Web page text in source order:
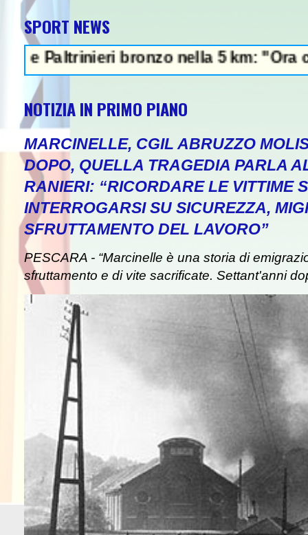
SPORT NEWS
bronzo nella 5 km: "Ora ci
NOTIZIA IN PRIMO PIANO
MARCINELLE, CGIL ABRUZZO
DOPO, QUELLA TRAGEDIA PARLA
RANIERI: “RICORDARE LE VITTIME
INTERROGARSI SU SICUREZZA,
SFRUTTAMENTO DEL LAVORO”
PESCARA - “Marcinelle è una storia di
sfruttamento e di vite sacrificate. Settant'anni